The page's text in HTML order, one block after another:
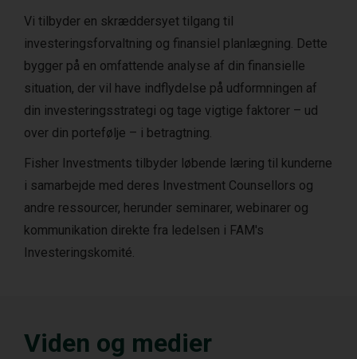
Vi tilbyder en skræddersyet tilgang til
investeringsforvaltning og finansiel planlægning. Dette
bygger på en omfattende analyse af din finansielle
situation, der vil have indflydelse på udformningen af
din investeringsstrategi og tage vigtige faktorer – ud
over din portefølje – i betragtning.
Fisher Investments tilbyder løbende læring til kunderne
i samarbejde med deres Investment Counsellors og
andre ressourcer, herunder seminarer, webinarer og
kommunikation direkte fra ledelsen i FAM's
Investeringskomité.
Viden og medier